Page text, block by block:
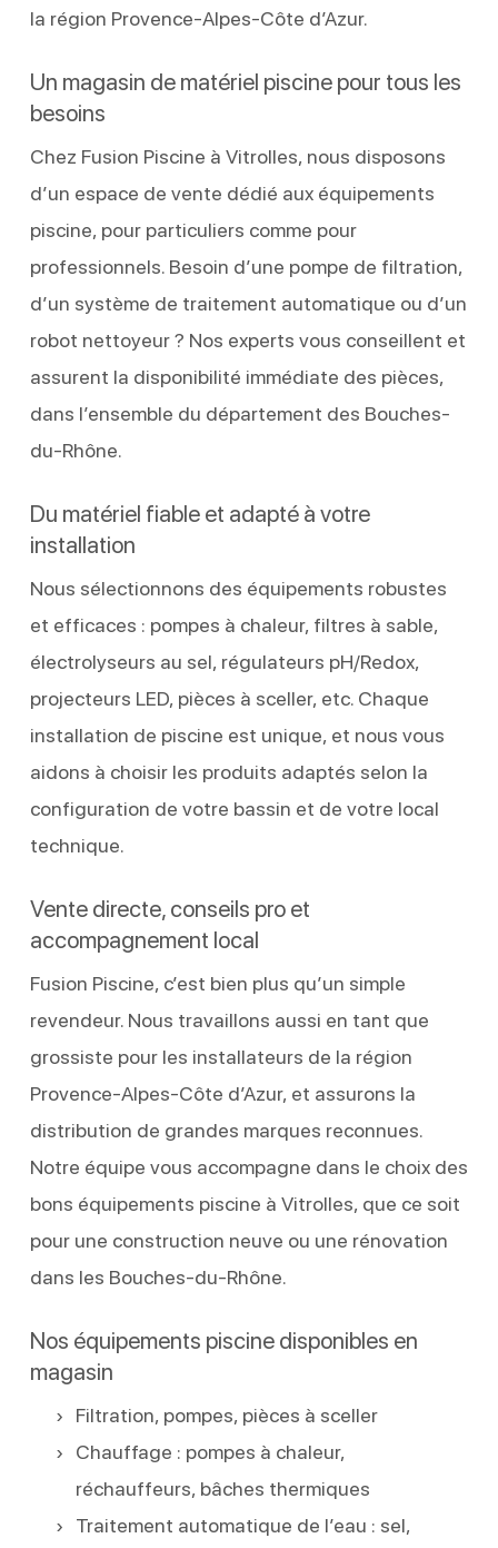
la région Provence-Alpes-Côte d’Azur.
Un magasin de matériel piscine pour tous les
besoins
Chez Fusion Piscine à Vitrolles, nous disposons
d’un espace de vente dédié aux équipements
piscine, pour particuliers comme pour
professionnels. Besoin d’une pompe de filtration,
d’un système de traitement automatique ou d’un
robot nettoyeur ? Nos experts vous conseillent et
assurent la disponibilité immédiate des pièces,
dans l’ensemble du département des Bouches-
du-Rhône.
Du matériel fiable et adapté à votre
installation
Nous sélectionnons des équipements robustes
et efficaces : pompes à chaleur, filtres à sable,
électrolyseurs au sel, régulateurs pH/Redox,
projecteurs LED, pièces à sceller, etc. Chaque
installation de piscine est unique, et nous vous
aidons à choisir les produits adaptés selon la
configuration de votre bassin et de votre local
technique.
Vente directe, conseils pro et
accompagnement local
Fusion Piscine, c’est bien plus qu’un simple
revendeur. Nous travaillons aussi en tant que
grossiste pour les installateurs de la région
Provence-Alpes-Côte d’Azur, et assurons la
distribution de grandes marques reconnues.
Notre équipe vous accompagne dans le choix des
bons équipements piscine à Vitrolles, que ce soit
pour une construction neuve ou une rénovation
dans les Bouches-du-Rhône.
Nos équipements piscine disponibles en
magasin
Filtration, pompes, pièces à sceller
Chauffage : pompes à chaleur,
réchauffeurs, bâches thermiques
Traitement automatique de l’eau : sel,